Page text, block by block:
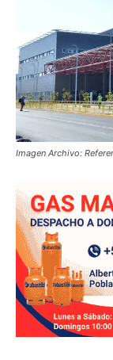
Imagen Archivo: